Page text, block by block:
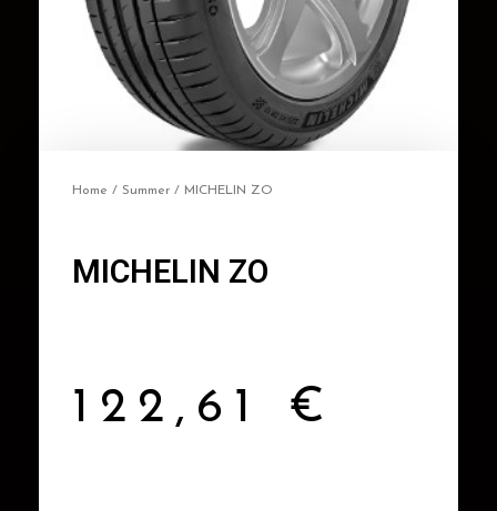
Home / Summer / MICHELIN ZO
MICHELIN ZO
122,61 €